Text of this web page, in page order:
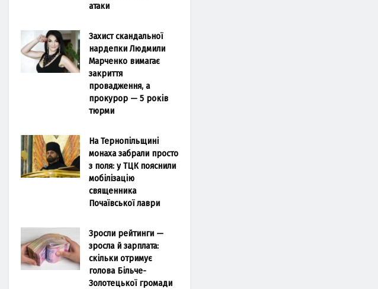
атаки
Захист скандальної
нардепки Людмили
Марченко вимагає
закриття
провадження, а
прокурор — 5 років
тюрми
На Тернопільщині
монаха забрали просто
з поля: у ТЦК пояснили
мобілізацію
священника
Почаївської лаври
Зросли рейтинги —
зросла й зарплата:
скільки отримує
голова Більче-
Золотецької громади